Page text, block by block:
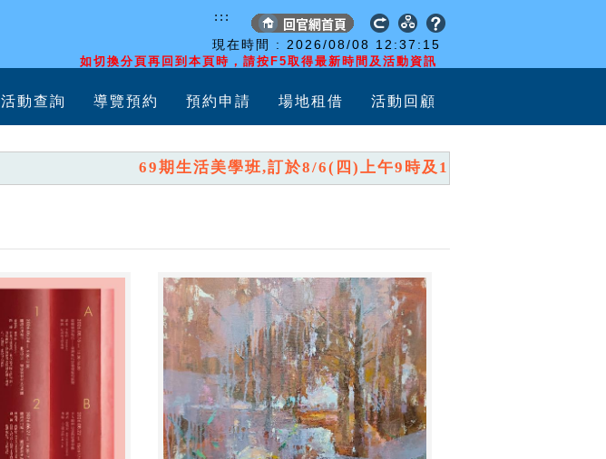
現在時間 : 2026/08/08 12:37:16
如切換分頁再回到本頁時，請按F5取得最新時間及活動資訊
:::
活動查詢 導覽預約 預約申請 場地租借 活動回顧
69期生活美學班,訂於8/6(四)上午9時及10時,分兩時段開放報名,請